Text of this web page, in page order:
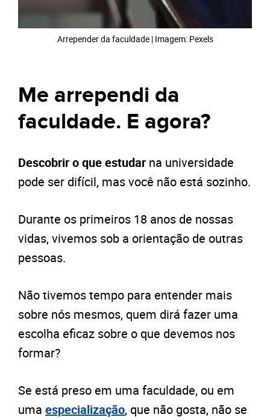
Arrepender da faculdade | Imagem: Pexels
Me arrependi da
faculdade. E agora?
Descobrir o que estudar na universidade
pode ser difícil, mas você não está sozinho.
Durante os primeiros 18 anos de nossas
vidas, vivemos sob a orientação de outras
pessoas.
Não tivemos tempo para entender mais
sobre nós mesmos, quem dirá fazer uma
escolha eficaz sobre o que devemos nos
formar?
Se está preso em uma faculdade, ou em
uma especialização, que não gosta, não se